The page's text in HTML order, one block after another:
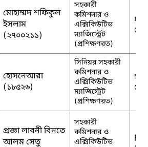
মোহাম্মদ শফিকুল
ইসলাম
(২৭০০২১১)
সহকারী
কমিশনার ও
এক্সিকিউটিভ
ম্যাজিস্ট্রেট
(প্রশিক্ষণরত)
হোসনেআরা
(১৮৫২৬)
সিনিয়র সহকারী
কমিশনার ও
এক্সিকিউটিভ
ম্যাজিস্ট্রেট
(প্রশিক্ষণরত)
প্রজ্ঞা লাবনী বিনতে
আলম সেতু
সহকারী
কমিশনার ও
এক্সিকিউটিভ